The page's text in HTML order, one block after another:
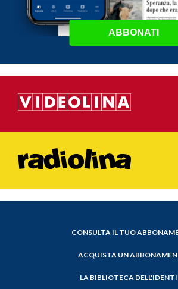
ABBONATI
CONSULTA IL TUO
ACQUISTA UN
LA BIBLIOTECA